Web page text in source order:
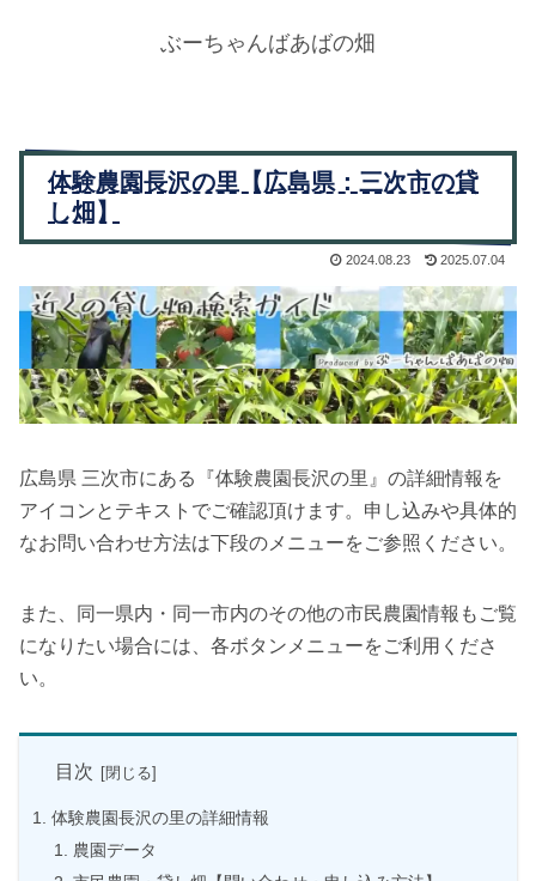
ぶーちゃんばあばの畑
体験農園長沢の里【広島県：三次市の貸
し畑】
2024.08.23 2025.07.04
広島県 三次市にある『体験農園長沢の里』の詳細情報を
アイコンとテキストでご確認頂けます。申し込みや具体的
なお問い合わせ方法は下段のメニューをご参照ください。
また、同一県内・同一市内のその他の市民農園情報もご覧
になりたい場合には、各ボタンメニューをご利用くださ
い。
目次
体験農園長沢の里の詳細情報
農園データ